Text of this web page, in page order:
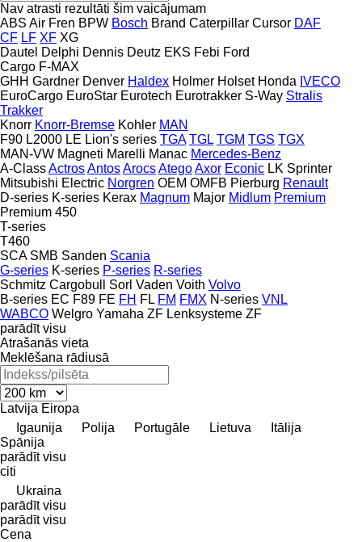
Nav atrasti rezultāti šim vaicājumam
ABS Air Fren BPW Bosch Brand Caterpillar Cursor DAF
CF LF XF XG
Dautel Delphi Dennis Deutz EKS Febi Ford
Cargo F-MAX
GHH Gardner Denver Haldex Holmer Holset Honda IVECO
EuroCargo EuroStar Eurotech Eurotrakker S-Way Stralis
Trakker
Knorr Knorr-Bremse Kohler MAN
F90 L2000 LE Lion's series TGA TGL TGM TGS TGX
MAN-VW Magneti Marelli Manac Mercedes-Benz
A-ClassActrosAntosArocsAtegoAxor Econic LK Sprinter
Mitsubishi Electric Norgren OEM OMFB Pierburg Renault
D-series K-series Kerax Magnum Major Midlum Premium
Premium 450
T-series
T460
SCA SMB Sanden Scania
G-series K-series P-series R-series
Schmitz Cargobull
Sorl Vaden Voith Volvo
B-series EC F89 FE FH FL FM FMX N-series VNL
WABCO Welgro Yamaha ZF Lenksysteme ZF
parādīt visu
Atrašanās vieta
Meklēšana rādiusā
Latvija Eiropa
Igaunija
Polija Portugāle Lietuva
Itālija
Spānija
parādīt visu
citi
Ukraina
parādīt visu
parādīt visu
Cena